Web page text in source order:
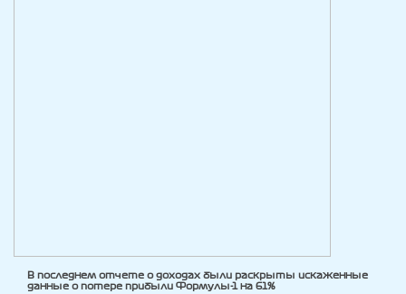
В последнем отчете о доходах были раскрыты искаженные
данные о потере прибыли Формулы-1 на 61%